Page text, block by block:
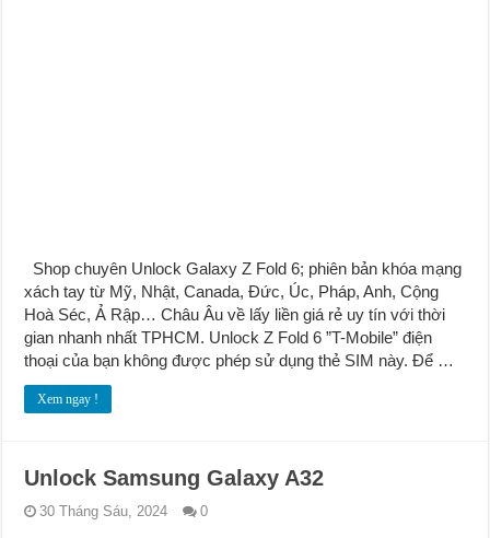
Shop chuyên Unlock Galaxy Z Fold 6; phiên bản khóa mạng
xách tay từ Mỹ, Nhật, Canada, Đức, Úc, Pháp, Anh, Cộng
Hoà Séc, Ả Rập… Châu Âu về lấy liền giá rẻ uy tín với thời
gian nhanh nhất TPHCM. Unlock Z Fold 6 ”T-Mobile” điện
thoại của bạn không được phép sử dụng thẻ SIM này. Để …
Xem ngay !
Unlock Samsung Galaxy A32
30 Tháng Sáu, 2024 0